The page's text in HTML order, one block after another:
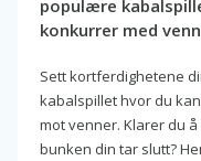
populære
konkurrer med
Sett kortferdighetene
kabalspillet hvor du
mot venner. Klarer du
bunken din tar slutt?